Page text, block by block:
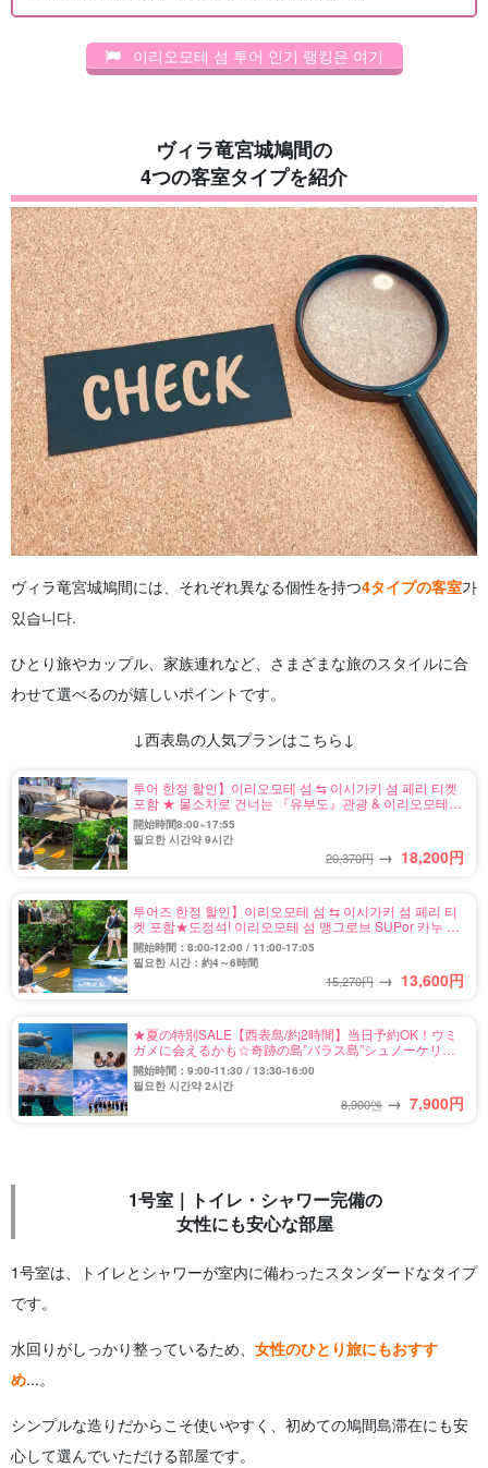
이리오모테 섬 투어 인기 랭킹은 여기
ヴィラ竜宮城鳩間の
4つの客室タイプを紹介
ヴィラ竜宮城鳩間には、それぞれ異なる個性を持つ4タイプの客室가
있습니다.
ひとり旅やカップル、家族連れなど、さまざまな旅のスタイルに合
わせて選べるのが嬉しいポイントです。
↓西表島の人気プランはこちら↓
투어 한정 할인】이리오모테 섬 ⇆ 이시가키 섬 페리 티켓
포함 ★ 물소차로 건너는 『유부도』관광 & 이리오모테
섬 정글 SUPor 카누 투어 ★ 사진 무료 (No.546)
開始時間8:00~17:55
필요한 시간약 9시간
20,370円 → 18,200円
투어즈 한정 할인】이리오모테 섬 ⇆ 이시가키 섬 페리 티
켓 포함★도정석! 이리오모테 섬 맹그로브 SUPor 카누 반
나절 코스★사진 무료 (No.559)
開始時間：8:00-12:00 / 11:00-17:05
필요한 시간：約4～6時間
15,270円 → 13,600円
★夏の特別SALE【西表島/約2時間】当日予約OK！ウミ
ガメに会えるかも☆奇跡の島”バラス島”シュノーケリン
グツアー★写真無料＆送迎付き（No.122）
開始時間：9:00-11:30 / 13:30-16:00
필요한 시간약 2시간
8,900엔 → 7,900円
1号室｜トイレ・シャワー完備の
女性にも安心な部屋
1号室は、トイレとシャワーが室内に備わったスタンダードなタイプ
です。
水回りがしっかり整っているため、 女性のひとり旅にもおすす
め...。
シンプルな造りだからこそ使いやすく、初めての鳩間島滞在にも安
心して選んでいただける部屋です。